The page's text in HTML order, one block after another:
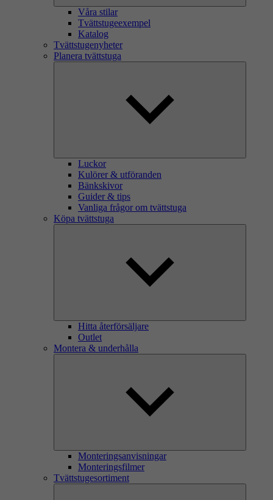
Våra stilar
Tvättstugeexempel
Katalog
Tvättstugenyheter
Planera tvättstuga
Luckor
Kulörer & utföranden
Bänkskivor
Guider & tips
Vanliga frågor om tvättstuga
Köpa tvättstuga
Hitta återförsäljare
Outlet
Montera & underhålla
Monteringsanvisningar
Monteringsfilmer
Tvättstugesortiment